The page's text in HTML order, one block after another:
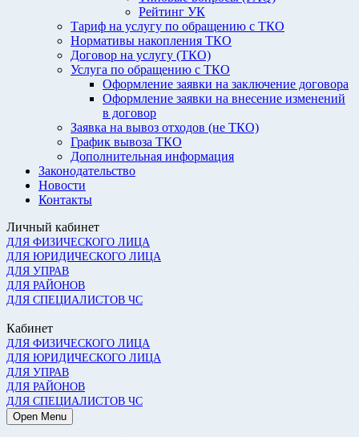
Рейтинг УК
Тариф на услугу по обращению с ТКО
Нормативы накопления ТКО
Договор на услугу (ТКО)
Услуга по обращению с ТКО
Оформление заявки на заключение договора
Оформление заявки на внесение изменений
в договор
Заявка на вывоз отходов (не ТКО)
График вывоза ТКО
Дополнительная информация
Законодательство
Новости
Контакты
Личный кабинет
ДЛЯ ФИЗИЧЕСКОГО ЛИЦА
ДЛЯ ЮРИДИЧЕСКОГО ЛИЦА
ДЛЯ УПРАВ
ДЛЯ РАЙОНОВ
ДЛЯ СПЕЦИАЛИСТОВ ЧС
Кабинет
ДЛЯ ФИЗИЧЕСКОГО ЛИЦА
ДЛЯ ЮРИДИЧЕСКОГО ЛИЦА
ДЛЯ УПРАВ
ДЛЯ РАЙОНОВ
ДЛЯ СПЕЦИАЛИСТОВ ЧС
Open Menu